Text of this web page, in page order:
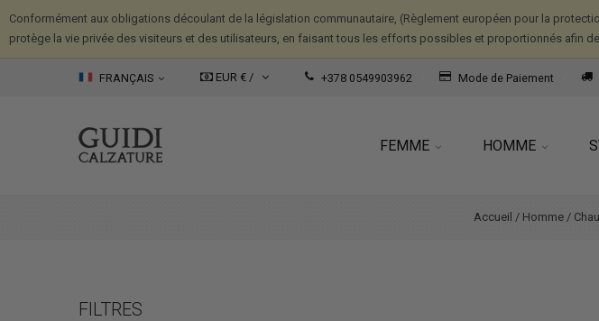
Conformément aux obligations découlant de la législation communautaire, (Règlement européen pour la
protège la vie privée des visiteurs et des utilisateurs, en faisant tous les efforts possibles et proportionnés afin
FRANÇAIS EUR € / +378 0549903962 Mode de Paiement
FEMME HOMME
Accueil / Homme /
FILTRES